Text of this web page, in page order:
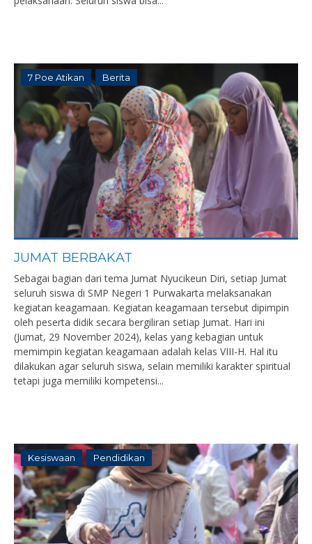
7 Poe Atikan Berita
JUMAT BERBAKAT
Sebagai bagian dari tema Jumat Nyucikeun Diri, setiap Jumat
seluruh siswa di SMP Negeri 1 Purwakarta melaksanakan
kegiatan keagamaan. Kegiatan keagamaan tersebut dipimpin
oleh peserta didik secara bergiliran setiap Jumat. Hari ini
(Jumat, 29 November 2024), kelas yang kebagian untuk
memimpin kegiatan keagamaan adalah kelas VIII-H. Hal itu
dilakukan agar seluruh siswa, selain memiliki karakter spiritual
tetapi juga memiliki kompetensi...
Kesiswaan Pendidikan